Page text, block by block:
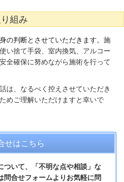
組み
の判断とさせていただきます。 施
い捨て手袋、室内換気、アルコー
全確保に努めながら施術を行って
は、なるべく控えさせていただき
めご理解いただけますと幸いで
せはこちら
ついて、「不明な点や相談」な
問合せフォームよりお気軽に問